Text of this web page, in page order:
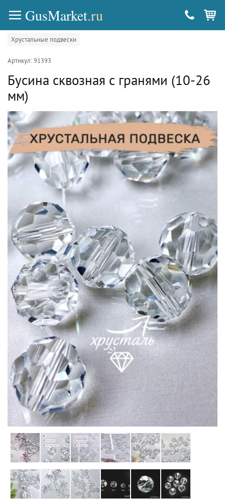
GusMarket.ru
Хрустальные подвески
Артикул: 91393
Бусина сквозная с гранями (10-26
мм)